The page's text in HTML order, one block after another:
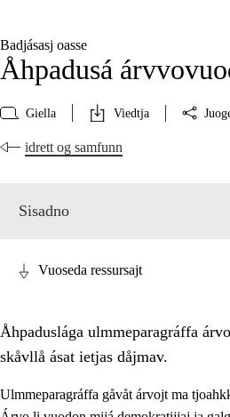
Badjásasj oasse
Åhpadusá
Giella Viedtja
idrett og samfunn
Sisadno
Vuoseda ressursajt
Åhpaduslága ulmmeparagráffa
skåvllå ásat ietjas dåjmav.
Ulmmeparagráffa gåvåt árvojt ma